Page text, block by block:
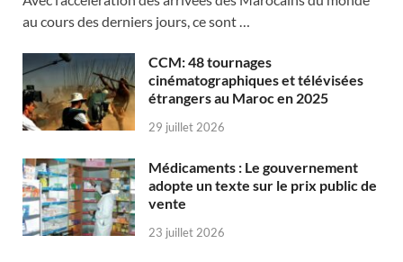
au cours des derniers jours, ce sont …
CCM: 48 tournages
cinématographiques et télévisées
étrangers au Maroc en 2025
29 juillet 2026
Médicaments : Le gouvernement
adopte un texte sur le prix public de
vente
23 juillet 2026